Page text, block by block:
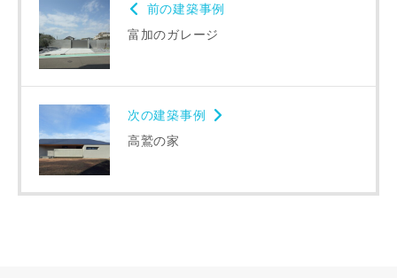
写真を拡大する
前の建築事例
富加のガレージ
次の建築事例
高鷲の家